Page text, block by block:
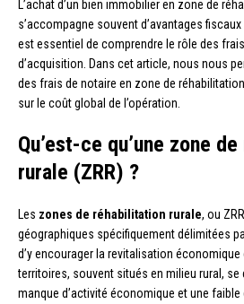
L’achat d’un bien immobilier en zone de
s’accompagne souvent d’avantages
est essentiel de comprendre le rôle des
d’acquisition. Dans cet article, nous nous
des frais de notaire en zone de
sur le coût global de l’opération.
Qu’est-ce qu’une zone
rurale (ZRR) ?
Les zones de réhabilitation rurale, ou
géographiques spécifiquement délimitées
d’y encourager la revitalisation
territoires, souvent situés en milieu rural, se
manque d’activité économique et une faible